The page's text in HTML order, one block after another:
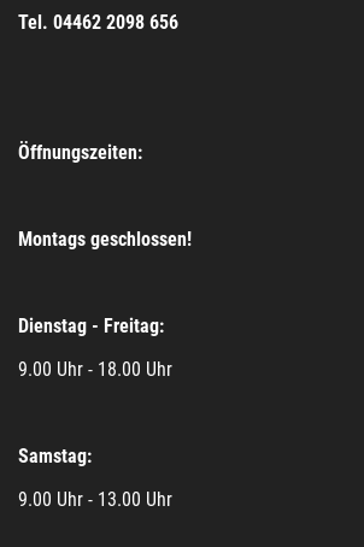
Tel. 04462 2098 656
Öffnungszeiten:
Montags geschlossen!
Dienstag - Freitag:
9.00 Uhr - 18.00 Uhr
Samstag:
9.00 Uhr - 13.00 Uhr